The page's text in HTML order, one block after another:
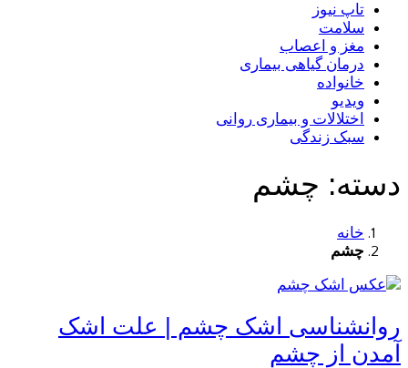
تاپ نیوز
سلامت
مغز و اعصاب
درمان گیاهی بیماری
خانواده
ویدیو
اختلالات و بیماری روانی
سبک زندگی
دسته: چشم
خانه
چشم
روانشناسی اشک چشم | علت اشک
آمدن از چشم